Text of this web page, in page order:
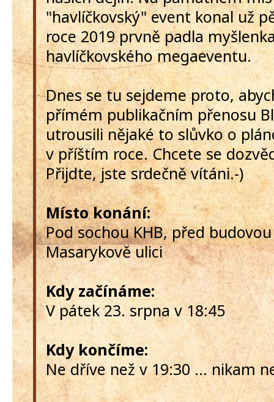
"havlíčkovský" event konal už
roce 2019 prvně padla
havlíčkovského megaeventu.
Dnes se tu sejdeme proto,
přímém publikačním přenosu
utrousili nějaké to slůvko o
v příštím roce. Chcete se
Přijdte, jste srdečně vítáni.-)
Místo konání:
Pod sochou KHB, před
Masarykově ulici
Kdy začínáme:
V pátek 23. srpna v 18:45
Kdy končíme:
Ne dříve než v 19:30 ... nikam